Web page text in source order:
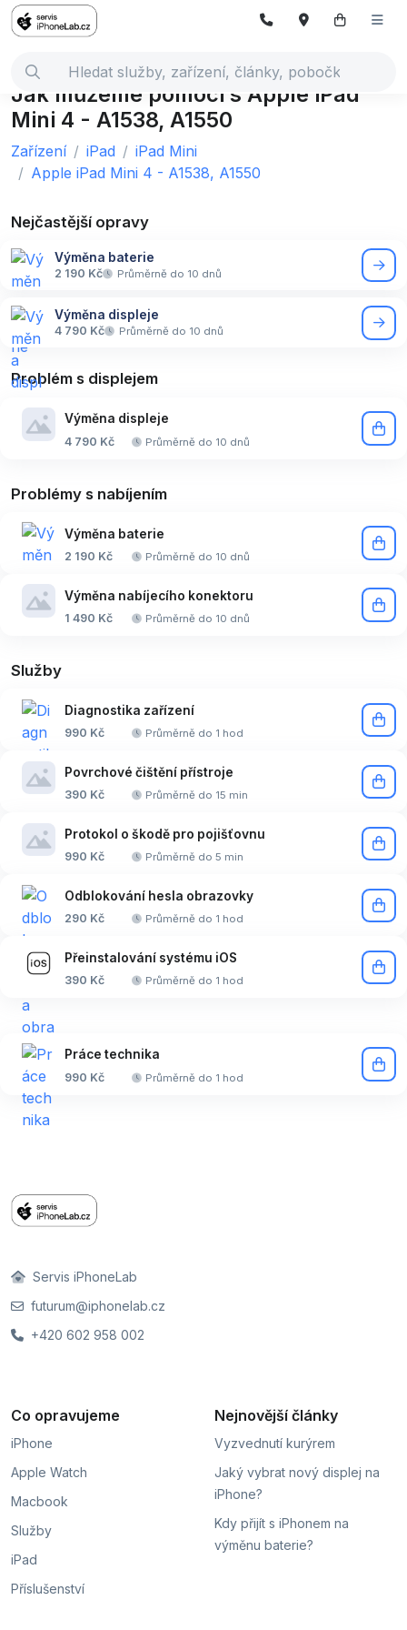
Jak můžeme pomoci s Apple iPad
Mini 4 - A1538, A1550
Zařízení iPad
iPad Mini
Apple iPad Mini 4 - A1538, A1550
Nejčastější opravy
Výměna baterie
2 190 Kč Průměrně do 10 dnů
Výměna displeje
4 790 Kč Průměrně do 10 dnů
Problém s displejem
Výměna displeje
4 790 Kč Průměrně do 10 dnů
Problémy s nabíjením
Výměna baterie
2 190 Kč Průměrně do 10 dnů
Výměna nabíjecího konektoru
1 490 Kč Průměrně do 10 dnů
Služby
Diagnostika zařízení
990 Kč Průměrně do 1 hod
Povrchové čištění přístroje
390 Kč Průměrně do 15 min
Protokol o škodě pro pojišťovnu
990 Kč Průměrně do 5 min
Odblokování hesla obrazovky
290 Kč Průměrně do 1 hod
Přeinstalování systému iOS
390 Kč Průměrně do 1 hod
Práce technika
990 Kč Průměrně do 1 hod
Servis iPhoneLab
futurum@iphonelab.cz
+420 602 958 002
Co opravujeme
iPhone
Apple Watch
Macbook
Služby
iPad
Příslušenství
Nejnovější články
Vyzvednutí kurýrem
Jaký vybrat nový displej na
iPhone?
Kdy přijít s iPhonem na
výměnu baterie?